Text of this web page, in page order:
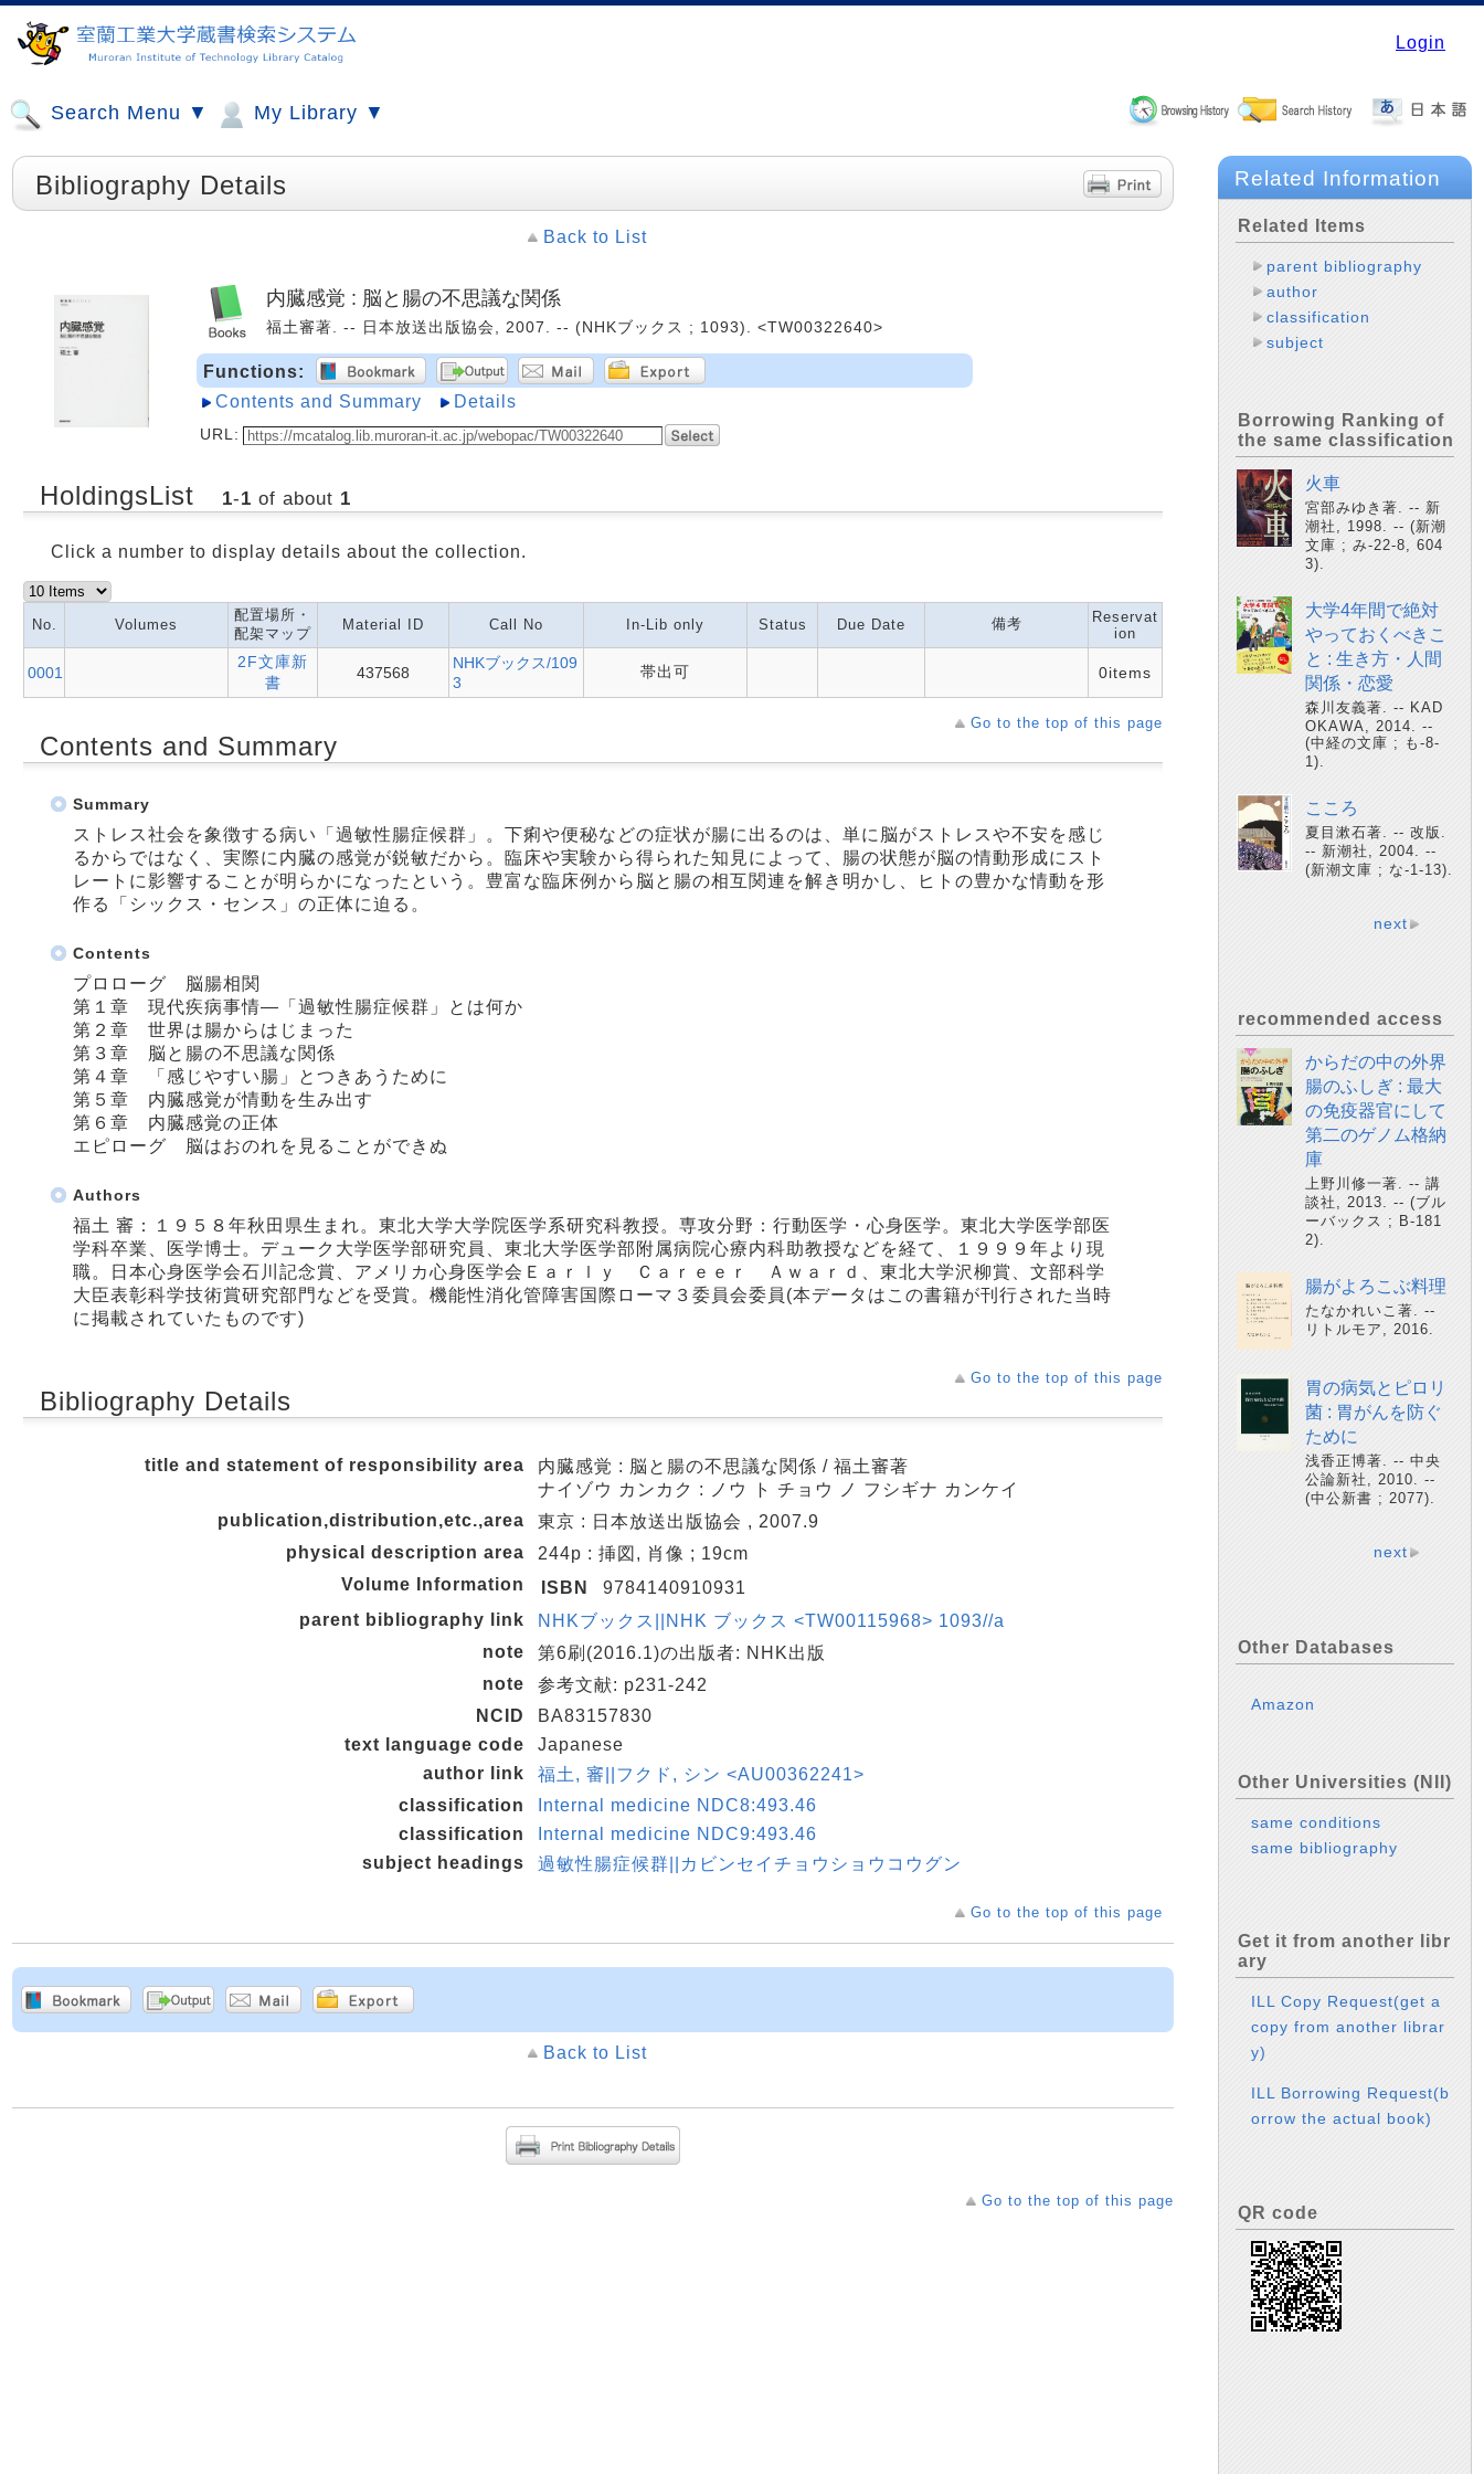
Login
Search Menu ▼ My Library ▼
Bibliography Details
Back to List
内臓感覚 : 脳と腸の不思議な関係
福土審著. -- 日本放送出版協会, 2007. -- (NHKブックス ; 1093). <TW00322640>
Functions:
Contents and Summary
Details
URL:
HoldingsList 1-1 of about 1
Click a number to display details about the collection.
No. Volumes
配置場所・
配架マップ
Material ID Call No In-Lib only Status Due Date 備考
Reservat
ion
0001
2F文庫新
書
437568
NHKブックス/109
3
帯出可 0items
Go to the top of this page
Contents and Summary
Summary
ストレス社会を象徴する病い「過敏性腸症候群」。下痢や便秘などの症状が腸に出るのは、単に脳がストレスや不安を感じ
るからではなく、実際に内臓の感覚が鋭敏だから。臨床や実験から得られた知見によって、腸の状態が脳の情動形成にスト
レートに影響することが明らかになったという。豊富な臨床例から脳と腸の相互関連を解き明かし、ヒトの豊かな情動を形
作る「シックス・センス」の正体に迫る。
Contents
プロローグ 脳腸相関
第１章 現代疾病事情―「過敏性腸症候群」とは何か
第２章 世界は腸からはじまった
第３章 脳と腸の不思議な関係
第４章 「感じやすい腸」とつきあうために
第５章 内臓感覚が情動を生み出す
第６章 内臓感覚の正体
エピローグ 脳はおのれを見ることができぬ
Authors
福土 審：１９５８年秋田県生まれ。東北大学大学院医学系研究科教授。専攻分野：行動医学・心身医学。東北大学医学部医
学科卒業、医学博士。デューク大学医学部研究員、東北大学医学部附属病院心療内科助教授などを経て、１９９９年より現
職。日本心身医学会石川記念賞、アメリカ心身医学会Ｅａｒｌｙ Ｃａｒｅｅｒ Ａｗａｒｄ、東北大学沢柳賞、文部科学
大臣表彰科学技術賞研究部門などを受賞。機能性消化管障害国際ローマ３委員会委員(本データはこの書籍が刊行された当時
に掲載されていたものです)
Go to the top of this page
Bibliography Details
title and statement of responsibility area
内臓感覚 : 脳と腸の不思議な関係 / 福土審著
ナイゾウ カンカク : ノウ ト チョウ ノ フシギナ カンケイ
publication,distribution,etc.,area
東京 : 日本放送出版協会 , 2007.9
physical description area
244p : 挿図, 肖像 ; 19cm
Volume Information
ISBN
9784140910931
parent bibliography link
NHKブックス||NHK ブックス <TW00115968> 1093//a
note
第6刷(2016.1)の出版者: NHK出版
note
参考文献: p231-242
NCID
BA83157830
text language code
Japanese
author link
福土, 審||フクド, シン <AU00362241>
classification
Internal medicine NDC8:493.46
classification
Internal medicine NDC9:493.46
subject headings
過敏性腸症候群||カビンセイチョウショウコウグン
Go to the top of this page
Back to List
Go to the top of this page
Related Information
Related Items
parent bibliography
author
classification
subject
Borrowing Ranking of
the same classification
火車
宮部みゆき著. -- 新
潮社, 1998. -- (新潮
文庫 ; み-22-8, 604
3).
大学4年間で絶対
やっておくべきこ
と : 生き方・人間
関係・恋愛
森川友義著. -- KAD
OKAWA, 2014. --
(中経の文庫 ; も-8-
1).
こころ
夏目漱石著. -- 改版.
-- 新潮社, 2004. --
(新潮文庫 ; な-1-13).
next
recommended access
からだの中の外界
腸のふしぎ : 最大
の免疫器官にして
第二のゲノム格納
庫
上野川修一著. -- 講
談社, 2013. -- (ブル
ーバックス ; B-181
2).
腸がよろこぶ料理
たなかれいこ著. --
リトルモア, 2016.
胃の病気とピロリ
菌 : 胃がんを防ぐ
ために
浅香正博著. -- 中央
公論新社, 2010. --
(中公新書 ; 2077).
next
Other Databases
Amazon
Other Universities (NII)
same conditions
same bibliography
Get it from another libr
ary
ILL Copy Request(get a
copy from another librar
y)
ILL Borrowing Request(b
orrow the actual book)
QR code